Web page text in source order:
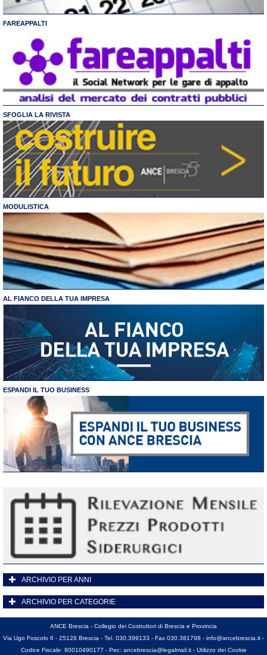
FAREAPPALTI
SFOGLIA LA RIVISTA
MODULISTICA
AL FIANCO DELLA TUA IMPRESA
ESPANDI IL TUO BUSINESS
ARCHIVIO PER ANNI
ARCHIVIO PER CATEGORIE
ANCE Brescia - Collegio dei Costruttori di Brescia e Provincia
Via Ugo Foscolo 6 - 25128 Brescia - Tel. 030.399133 - Fax 030.381798 - info@ancebrescia.it -
Codice Fiscale: 80010490177 - Pec: ancebrescia@legalmail.it- Utilizzo dei Cookie